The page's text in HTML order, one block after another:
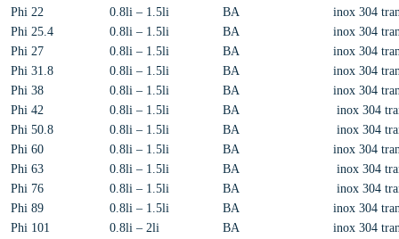
Phi 22
0.8li – 1.5li BA
inox 304
Phi 25.4
0.8li – 1.5li BA
inox 304
Phi 27
0.8li – 1.5li BA
inox 304
Phi 31.8
0.8li – 1.5li BA
inox 304
Phi 38
0.8li – 1.5li BA
inox 304
Phi 42
0.8li – 1.5li BA
inox 304
Phi 50.8
0.8li – 1.5li BA
inox 304
Phi 60
0.8li – 1.5li BA
inox 304
Phi 63
0.8li – 1.5li BA
inox 304
Phi 76
0.8li – 1.5li BA
inox 304
Phi 89
0.8li – 1.5li BA
inox 304
Phi 101
0.8li – 2li BA
inox 304